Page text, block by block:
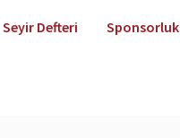
Seyir Defteri Sponsorluk